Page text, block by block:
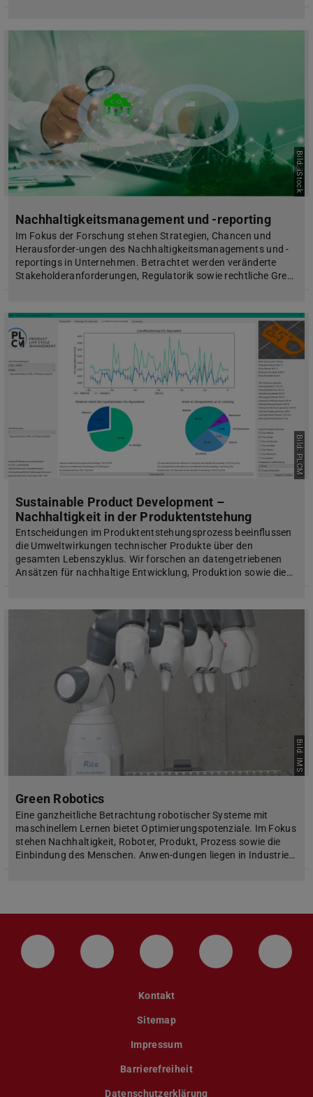
Bild: iStock
Nachhaltigkeitsmanagement und -reporting
Im Fokus der Forschung stehen Strategien, Chancen und
Herausforder-ungen des Nachhaltigkeitsmanagements und -
reportings in Unternehmen. Betrachtet werden veränderte
Stakeholderanforderungen, Regulatorik sowie rechtliche Gre…
Bild: PLCM
Sustainable Product Development –
Nachhaltigkeit in der Produktentstehung
Entscheidungen im Produktentstehungsprozess beeinflussen
die Umweltwirkungen technischer Produkte über den
gesamten Lebenszyklus. Wir forschen an datengetriebenen
Ansätzen für nachhaltige Entwicklung, Produktion sowie die…
Bild: IMS
Green Robotics
Eine ganzheitliche Betrachtung robotischer Systeme mit
maschinellem Lernen bietet Optimierungspotenziale. Im Fokus
stehen Nachhaltigkeit, Roboter, Produkt, Prozess sowie die
Einbindung des Menschen. Anwen-dungen liegen in Industrie…
LinkedIn-Seite der TU Darmstadt
Instagram-Kanal der TU
Bluesky-Kanal der TU
Facebook-
Kontakt
Sitemap
Impressum
Barrierefreiheit
Datenschutzerklärung